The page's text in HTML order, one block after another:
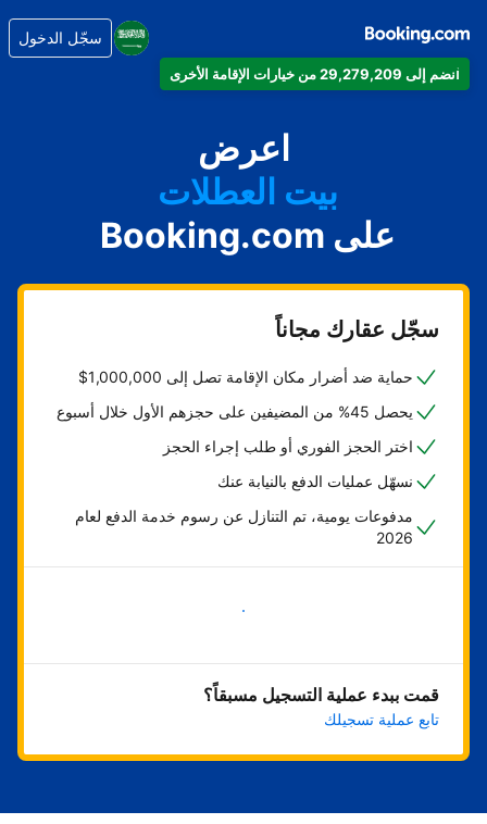
انضم إلى 29,279,209 من خيارات الإقامة الأخرى
سجّل الدخول
اعرض
شقتك
فندقك
بيت العطلات
شقتك الفندقية
منتجعك
على Booking.com
سجّل عقارك مجاناً
حماية ضد أضرار مكان الإقامة تصل إلى 1,000,000$
يحصل 45% من المضيفين على حجزهم الأول خلال أسبوع
اختر الحجز الفوري أو طلب إجراء الحجز
نسهّل عمليات الدفع بالنيابة عنك
مدفوعات يومية، تم التنازل عن رسوم خدمة الدفع لعام
2026
ابدأ الآن
قمت ببدء عملية التسجيل مسبقاً؟
تابع عملية تسجيلك